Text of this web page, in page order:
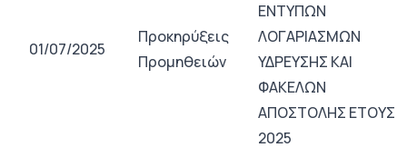
01/07/2025
Προκηρύξεις
Προμηθειών
ΕΝΤΥΠΩΝ
ΛΟΓΑΡΙΑΣΜΩΝ
ΥΔΡΕΥΣΗΣ ΚΑΙ
ΦΑΚΕΛΩΝ
ΑΠΟΣΤΟΛΗΣ ΕΤΟΥΣ
2025